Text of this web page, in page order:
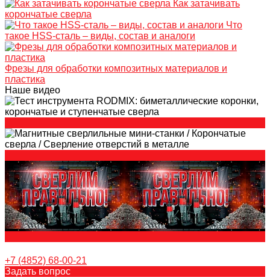
Как затачивать
корончатые сверла
Что
такое HSS-сталь – виды, состав и аналоги
Фрезы для обработки композитных материалов и
пластика
Наше видео
+7 (4852) 68-00-21
Задать вопрос